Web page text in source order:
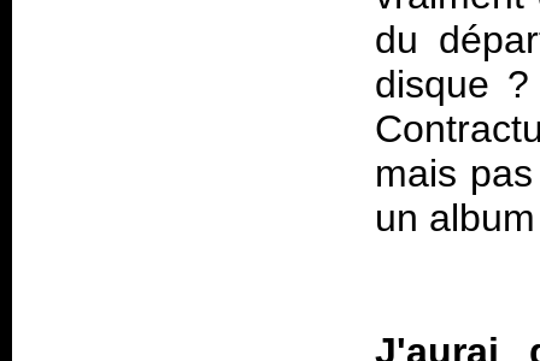
du
disque
mais
un
J'aurai